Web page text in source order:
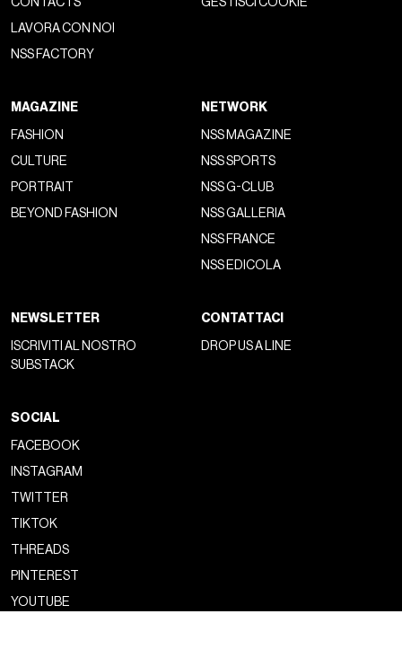
LAVORA CON NOI
NSS FACTORY
MAGAZINE
FASHION
CULTURE
PORTRAIT
BEYOND FASHION
NETWORK
NSS MAGAZINE
NSS SPORTS
NSS G-CLUB
NSS GALLERIA
NSS FRANCE
NSS EDICOLA
NEWSLETTER
ISCRIVITI AL NOSTRO
SUBSTACK
CONTATTACI
DROP US A LINE
SOCIAL
FACEBOOK
INSTAGRAM
TWITTER
TIKTOK
THREADS
PINTEREST
YOUTUBE